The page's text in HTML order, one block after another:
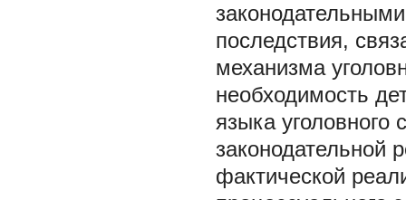
последствия,
механизма
необходимость
языка уголовного
законодательной
фактической